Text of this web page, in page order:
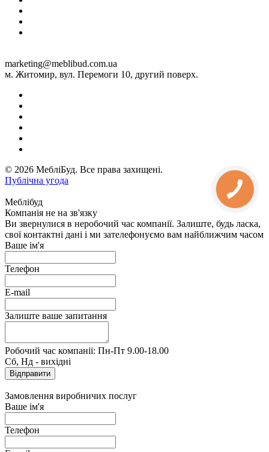
marketing@meblibud.com.ua
м. Житомир, вул. Перемоги 10, другий поверх.
© 2026 МебліБуд. Все права захищені.
Публічна угода
Меблібуд
Компанія не на зв'язку
Ви звернулися в неробочий час компанії. Залиште, будь ласка,
свої контактні дані і ми зателефонуємо вам найближчим часом
Ваше ім'я
Телефон
E-mail
Залиште ваше запитання
Робочий час компанії: Пн-Пт 9.00-18.00
Сб, Нд - вихідні
Замовлення виробничих послуг
Ваше ім'я
Телефон